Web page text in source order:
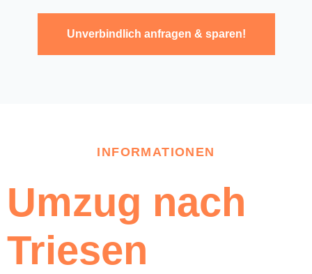
Unverbindlich anfragen & sparen!
INFORMATIONEN
Umzug nach
Triesen